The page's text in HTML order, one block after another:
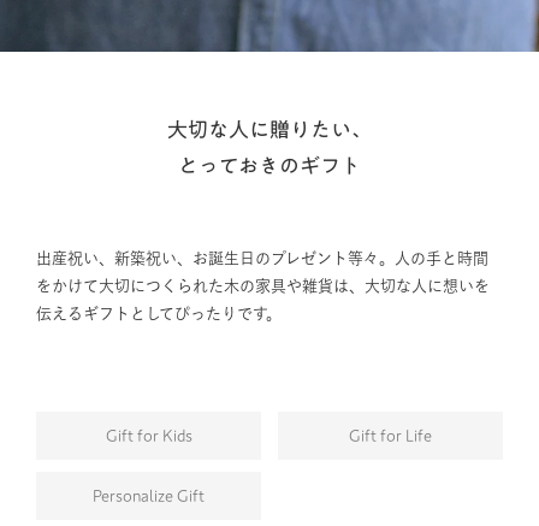
大切な人に贈りたい、
とっておきのギフト
出産祝い、新築祝い、お誕生日のプレゼント等々。人の手と時間
をかけて大切につくられた木の家具や雑貨は、大切な人に想いを
伝えるギフトとしてぴったりです。
Gift for Kids Gift for Life
Personalize Gift